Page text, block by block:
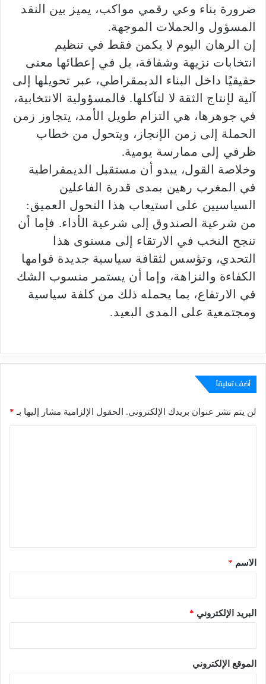
ضرورة بناء وعي رقمي مواكب، يميز بين النقد
المسؤول والحملات الموجهة.
إن الرهان اليوم لا يكمن فقط في تنظيم
انتخابات نزيهة وشفافة، بل في إعطائها معنى
حقيقيًا داخل البناء الديمقراطي، عبر تحويلها إلى
آلية لإنتاج الثقة لا لتآكلها. فالمسؤولية الانتخابية،
في جوهرها، هي التزام طويل الأمد، يتجاوز زمن
الحملة إلى زمن الإنجاز، ويتحول من خطاب
ظرفي إلى ممارسة يومية.
وخلاصة القول، يبدو أن مستقبل الديمقراطية
في المغرب رهين بمدى قدرة الفاعلين
السياسيين على استيعاب هذا التحول العميق:
من شرعية الصندوق إلى شرعية الأداء. فإما أن
تنجح النخب في الارتقاء إلى مستوى هذا
التحدي، وتؤسس لثقافة سياسية جديدة قوامها
الكفاءة والنزاهة، وإما أن يستمر منسوب الشك
في الارتفاع، بما يحمله ذلك من كلفة سياسية
ومجتمعية على المدى البعيد.
أضف تعليقاً
لن يتم نشر عنوان بريدك الإلكتروني. الحقول الإلزامية مشار إليها بـ *
*الاسم *
البريد الإلكتروني *
الموقع الإلكتروني